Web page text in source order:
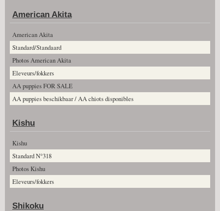
American Akita
American Akita
Standard/Standaard
Photos American Akita
Eleveurs/fokkers
AA puppies FOR SALE
AA puppies beschikbaar / AA chiots disponibles
Kishu
Kishu
Standard N°318
Photos Kishu
Eleveurs/fokkers
Shikoku